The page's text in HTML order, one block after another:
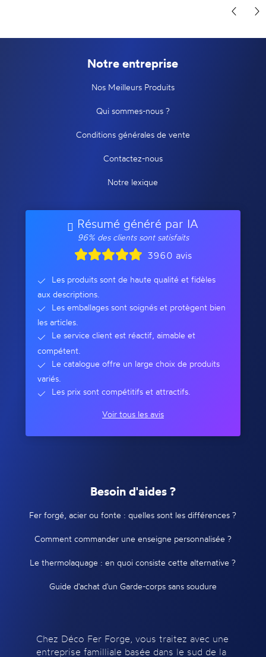
Notre entreprise
Nos Meilleurs Produits
Qui sommes-nous ?
Conditions générales de vente
Contactez-nous
Notre lexique
Résumé généré par IA
96% des clients sont satisfaits
3960 avis
Les produits sont de haute qualité et fidèles
aux descriptions.
Les emballages sont soignés et protègent bien
les articles.
Le service client est réactif, aimable et
compétent.
Le catalogue offre un large choix de produits
variés.
Les prix sont compétitifs et attractifs.
Voir tous les avis
Besoin d'aides ?
Fer forgé, acier ou fonte : quelles sont les différences ?
Comment commander une enseigne personnalisée ?
Le thermolaquage : en quoi consiste cette alternative ?
Guide d'achat d'un Garde-corps sans soudure
Chez Déco Fer Forge, vous traitez avec une
entreprise familliale basée dans le sud de la